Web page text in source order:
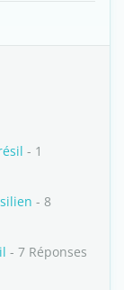
- 1
- 8
- 7 Réponses